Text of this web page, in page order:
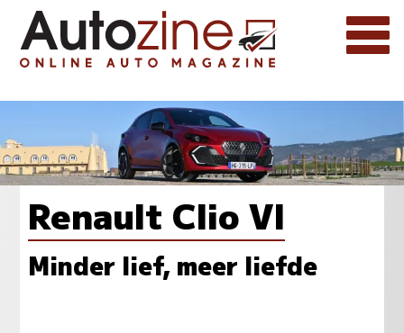
Renault Clio VI
Minder lief, meer liefde